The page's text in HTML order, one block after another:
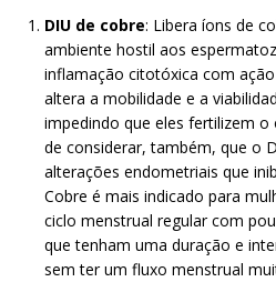
DIU de cobre: Libera íons de
ambiente hostil aos
inflamação citotóxica com
altera a mobilidade e a
impedindo que eles fertilizem
de considerar, também, que o
alterações endometriais que
Cobre é mais indicado para
ciclo menstrual regular com
que tenham uma duração e
sem ter um fluxo menstrual